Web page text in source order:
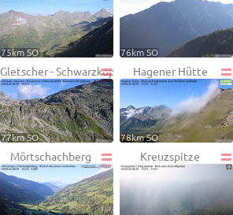
75km SO 76km SO
Gletscher - Schwarzkopf
77km SO
Hagener Hütte
78km SO
Mörtschachberg Kreuzspitze